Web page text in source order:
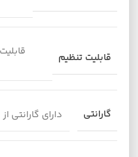
قابلیت تنظیم
گارانتی دارای